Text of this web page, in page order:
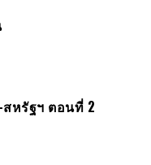
หรัฐฯ ตอนที่ 2